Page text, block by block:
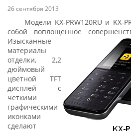
26 сентября 2013
Модели KX-PRW120RU и KX-
собой воплощенное
Изысканные
материалы
отделки, 2,2
дюймовый
цветной TFT
дисплей с
четкими
графическими
иконками
сделают